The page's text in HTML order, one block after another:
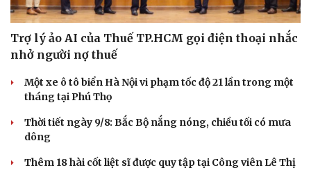
Trợ lý ảo AI của Thuế TP.HCM gọi điện thoại nhắc
nhở người nợ thuế
Một xe ô tô biển Hà Nội vi phạm tốc độ 21 lần trong một
tháng tại Phú Thọ
Thời tiết ngày 9/8: Bắc Bộ nắng nóng, chiều tối có mưa
dông
Thêm 18 hài cốt liệt sĩ được quy tập tại Công viên Lê Thị